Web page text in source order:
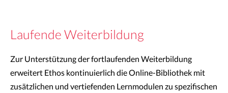
Laufende Weiterbildung
Zur Unterstützung der fortlaufenden Weiterbildung
erweitert Ethos kontinuierlich die Online-Bibliothek mit
zusätzlichen und vertiefenden Lernmodulen zu spezifischen